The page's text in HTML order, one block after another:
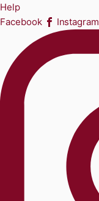
Help
Facebook
Instagram